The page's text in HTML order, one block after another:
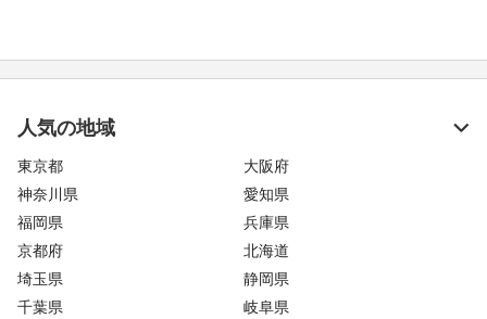
星
人気の地域
東京都
大阪府
神奈川県
愛知県
福岡県
兵庫県
京都府
北海道
埼玉県
静岡県
千葉県
岐阜県